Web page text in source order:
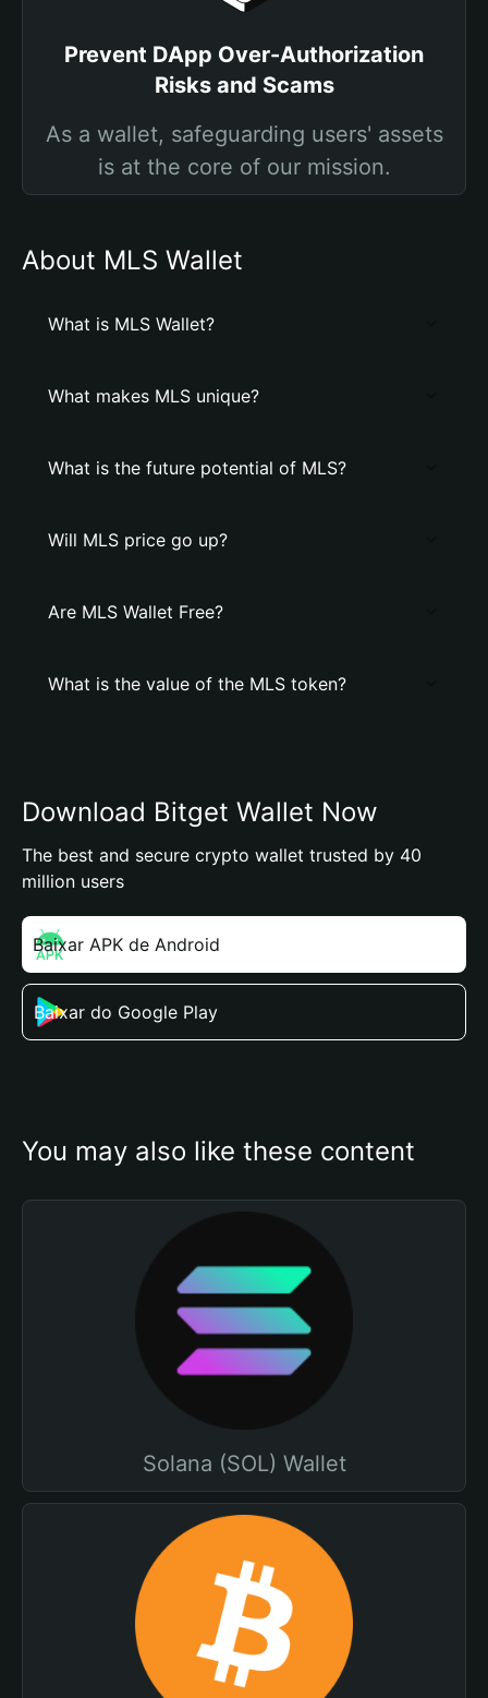
Prevent DApp Over-Authorization
Risks and Scams
As a wallet, safeguarding users' assets
is at the core of our mission.
About MLS Wallet
What is MLS Wallet?
What makes MLS unique?
What is the future potential of MLS?
Will MLS price go up?
Are MLS Wallet Free?
What is the value of the MLS token?
Download Bitget Wallet Now
The best and secure crypto wallet trusted by 40
million users
Baixar APK de Android
Baixar do Google Play
You may also like these content
Solana (SOL) Wallet